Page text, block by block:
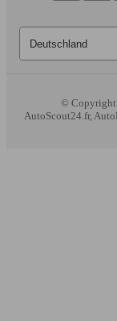
© Copyright
AutoScout24.fr,